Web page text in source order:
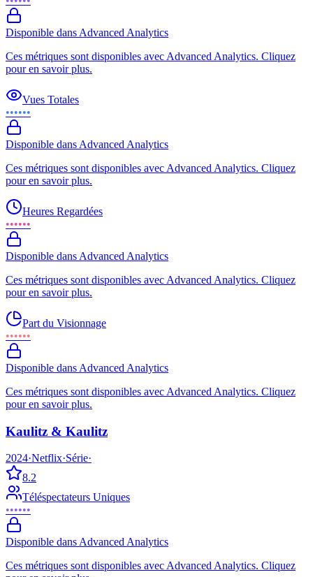
Disponible dans Advanced Analytics
Ces métriques sont disponibles avec Advanced Analytics. Cliquez
pour en savoir plus.
Vues Totales
••••••
Disponible dans Advanced Analytics
Ces métriques sont disponibles avec Advanced Analytics. Cliquez
pour en savoir plus.
Heures Regardées
••••••
Disponible dans Advanced Analytics
Ces métriques sont disponibles avec Advanced Analytics. Cliquez
pour en savoir plus.
Part du Visionnage
••••••
Disponible dans Advanced Analytics
Ces métriques sont disponibles avec Advanced Analytics. Cliquez
pour en savoir plus.
Kaulitz & Kaulitz
2024·Netflix·Série·
8.2
Téléspectateurs Uniques
••••••
Disponible dans Advanced Analytics
Ces métriques sont disponibles avec Advanced Analytics. Cliquez